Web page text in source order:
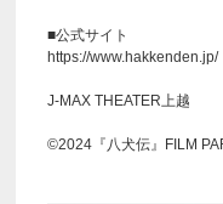
■公式サイト
https://www.hakkenden.jp/
J-MAX THEATER上越
©2024『八犬伝』FILM